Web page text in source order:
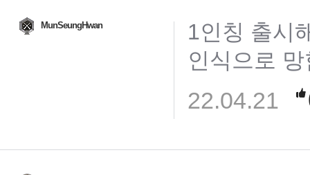
MunSeungHwan
1인칭 출시
인식으로
22.04.21